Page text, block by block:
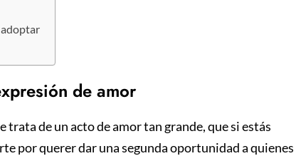
adoptar
de amor
de un acto de amor tan grande, que si estás
por querer dar una segunda oportunidad a quienes